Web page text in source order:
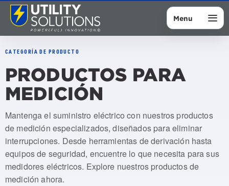
Menu
CATEGORÍA DE PRODUCTO
PRODUCTOS PARA
MEDICIÓN
Mantenga el suministro eléctrico con nuestros productos
de medición especializados, diseñados para eliminar
interrupciones. Desde herramientas de derivación hasta
equipos de seguridad, encuentre lo que necesita para sus
medidores eléctricos. Explore nuestros productos de
medición ahora.